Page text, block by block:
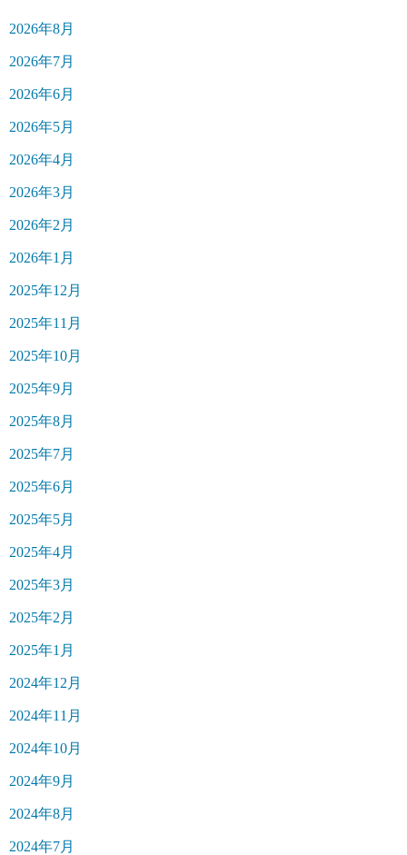
2026年8月
2026年7月
2026年6月
2026年5月
2026年4月
2026年3月
2026年2月
2026年1月
2025年12月
2025年11月
2025年10月
2025年9月
2025年8月
2025年7月
2025年6月
2025年5月
2025年4月
2025年3月
2025年2月
2025年1月
2024年12月
2024年11月
2024年10月
2024年9月
2024年8月
2024年7月